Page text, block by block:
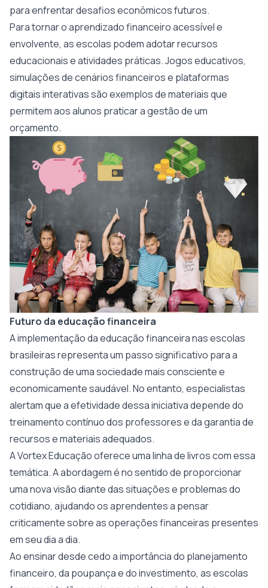
para enfrentar desafios econômicos futuros.
Para tornar o aprendizado financeiro acessível e
envolvente, as escolas podem adotar recursos
educacionais e atividades práticas. Jogos educativos,
simulações de cenários financeiros e plataformas
digitais interativas são exemplos de materiais que
permitem aos alunos praticar a gestão de um
orçamento.
Futuro da educação financeira
A implementação da educação financeira nas escolas
brasileiras representa um passo significativo para a
construção de uma sociedade mais consciente e
economicamente saudável. No entanto, especialistas
alertam que a efetividade dessa iniciativa depende do
treinamento contínuo dos professores e da garantia de
recursos e materiais adequados.
A Vortex Educação oferece uma linha delivroscom essa
temática. A abordagem é no sentido de proporcionar
uma nova visão diante das situações e problemas do
cotidiano, ajudando os aprendentes a pensar
criticamente sobre as operações financeiras presentes
em seu dia a dia.
Ao ensinar desde cedo a importância do planejamento
financeiro, da poupança e do investimento, as escolas